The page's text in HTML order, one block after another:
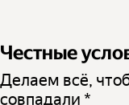
Честные
Делаем всё,
совпадали *